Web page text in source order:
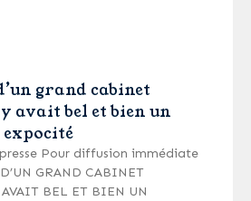
grand cabinet
avait bel et bien un
Pour diffusion immédiate
GRAND CABINET
AVAIT BEL ET BIEN UN